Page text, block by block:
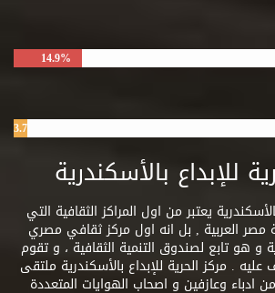
14.9%
3.7%
للإبداع بالأسكندرية
يعتبر من اول المراكز الثقافية التي
العربية , بل انه اول مركز ثقافي مصري
هو تابع لصندوق التنمية الثقافية ، و تقوم
عليه . مركز الحرية للإبداع بالأسكندرية ملتقى
ادباء وعازفين و اصحاب الهوايات المتعددة